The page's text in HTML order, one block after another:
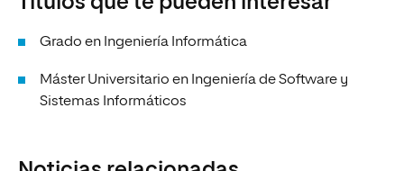
Grado en Ingeniería Informática
Máster Universitario en Ingeniería de Software y
Sistemas Informáticos